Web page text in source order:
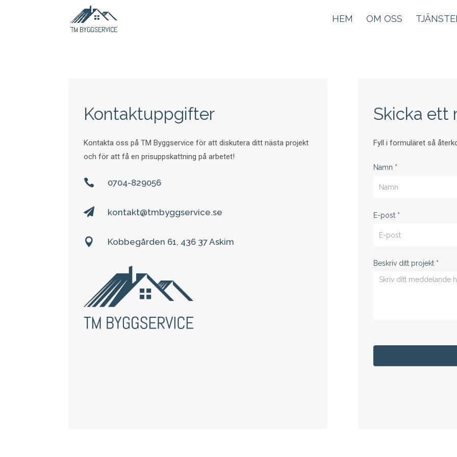
HEM OM OSS
Kontaktuppgifter
Kontakta oss på TM Byggservice för att diskutera ditt nästa projekt
och för att få en prisuppskattning på arbetet!
 0704-829056
 kontakt@tmbyggservice.se
 Kobbegården 61, 436 37 Askim
Skicka ett
Fyll i formuläret så
Kontaktformulär
Namn *
E-post *
Beskriv ditt projekt *